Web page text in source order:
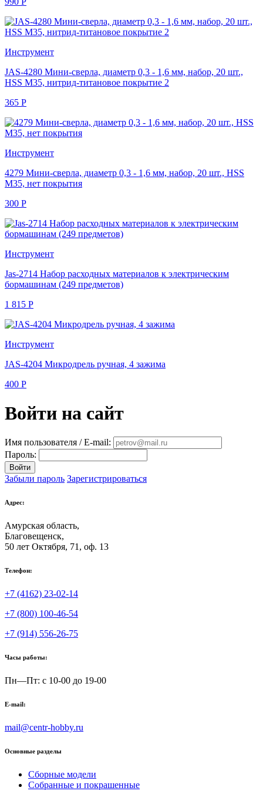
Инструмент
JAS-4280 Мини-сверла, диаметр 0,3 - 1,6 мм, набор, 20 шт.,
HSS M35, нитрид-титановое покрытие 2
365 Р
Инструмент
4279 Мини-сверла, диаметр 0,3 - 1,6 мм, набор, 20 шт., HSS
М35, нет покрытия
300 Р
Инструмент
Jas-2714 Набор расходных материалов к электрическим
бормашинам (249 предметов)
1 815 Р
Инструмент
JAS-4204 Микродрель ручная, 4 зажима
400 Р
Войти на сайт
Имя пользователя / E-mail:
Пароль:
Войти
Забыли пароль Зарегистрироваться
Адрес:
Амурская область,
Благовещенск,
50 лет Октября, 71, оф. 13
Телефон:
+7 (4162) 23-02-14
+7 (800) 100-46-54
+7 (914) 556-26-75
Часы работы:
Пн—Пт: с 10-00 до 19-00
E-mail:
mail@centr-hobby.ru
Основные разделы
Сборные модели
Собранные и покрашенные